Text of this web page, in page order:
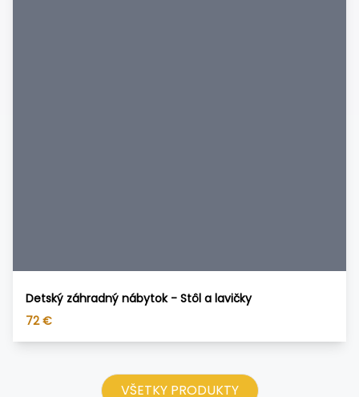
Detský záhradný nábytok - Stôl a lavičky
72 €
VŠETKY PRODUKTY